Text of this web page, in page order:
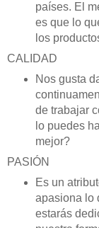
países. El
es que lo
los
CALIDAD
Nos gusta
de trabajar
lo puedes
mejor?
PASIÓN
Es un
apasiona lo
estarás